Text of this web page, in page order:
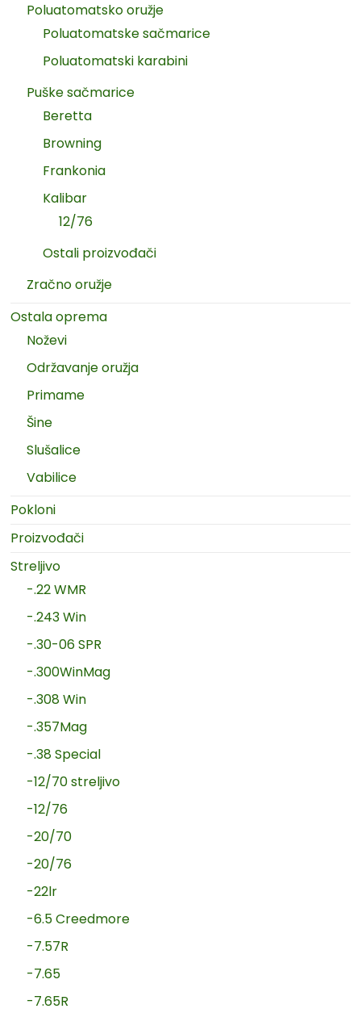
Poluatomatsko oružje
Poluatomatske sačmarice
Poluatomatski karabini
Puške sačmarice
Beretta
Browning
Frankonia
Kalibar
12/76
Ostali proizvođači
Zračno oružje
Ostala oprema
Noževi
Održavanje oružja
Primame
Šine
Slušalice
Vabilice
Pokloni
Proizvođači
Streljivo
-.22 WMR
-.243 Win
-.30-06 SPR
-.300WinMag
-.308 Win
-.357Mag
-.38 Special
-12/70 streljivo
-12/76
-20/70
-20/76
-22lr
-6.5 Creedmore
-7.57R
-7.65
-7.65R